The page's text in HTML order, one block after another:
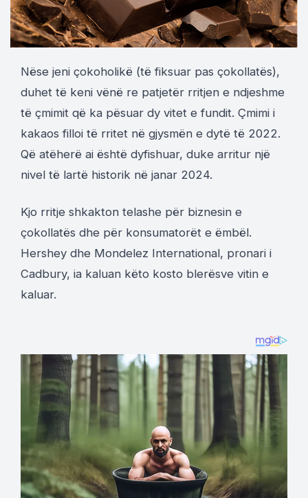
Nëse jeni çokoholikë (të fiksuar pas çokollatës),
duhet të keni vënë re patjetër rritjen e ndjeshme
të çmimit që ka pësuar dy vitet e fundit. Çmimi i
kakaos filloi të rritet në gjysmën e dytë të 2022.
Që atëherë ai është dyfishuar, duke arritur një
nivel të lartë historik në janar 2024.
Kjo rritje shkakton telashe për biznesin e
çokollatës dhe për konsumatorët e ëmbël.
Hershey dhe Mondelez International, pronari i
Cadbury, ia kaluan këto kosto blerësve vitin e
kaluar.